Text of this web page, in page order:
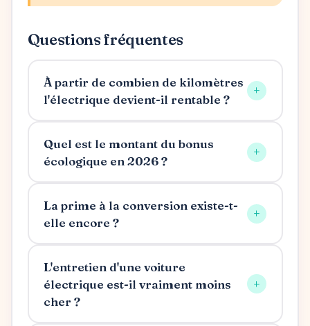
Questions fréquentes
À partir de combien de kilomètres
l'électrique devient-il rentable ?
+
Quel est le montant du bonus
écologique en 2026 ?
+
La prime à la conversion existe-t-
elle encore ?
+
L'entretien d'une voiture
électrique est-il vraiment moins
cher ?
+